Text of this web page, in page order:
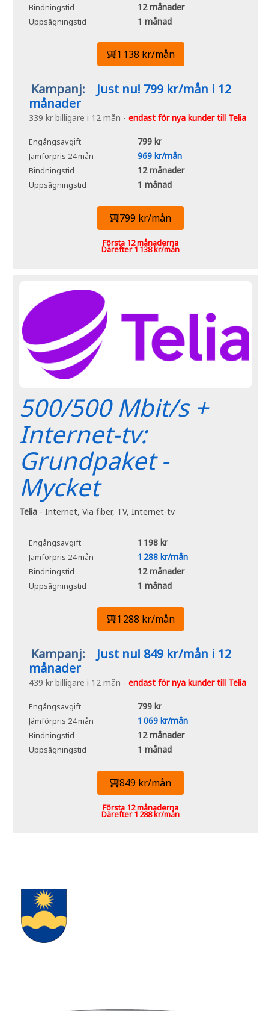
Bindningstid 12 månader
Uppsägningstid 1 månad
1 138 kr/mån
Kampanj:
Just nu! 799 kr/mån i 12
månader
339 kr billigare i 12 mån - endast för nya kunder till Telia
Engångsavgift 799 kr
Jämförpris 24 mån 969 kr/mån
Bindningstid 12 månader
Uppsägningstid 1 månad
799 kr/mån
Första 12 månaderna
Därefter 1 138 kr/mån
500/500 Mbit/s +
Internet-tv:
Grundpaket -
Mycket
Telia - Internet, Via fiber, TV, Internet-tv
Engångsavgift 1 198 kr
Jämförpris 24 mån 1 288 kr/mån
Bindningstid 12 månader
Uppsägningstid 1 månad
1 288 kr/mån
Kampanj:
Just nu! 849 kr/mån i 12
månader
439 kr billigare i 12 mån - endast för nya kunder till Telia
Engångsavgift 799 kr
Jämförpris 24 mån 1 069 kr/mån
Bindningstid 12 månader
Uppsägningstid 1 månad
849 kr/mån
Första 12 månaderna
Därefter 1 288 kr/mån